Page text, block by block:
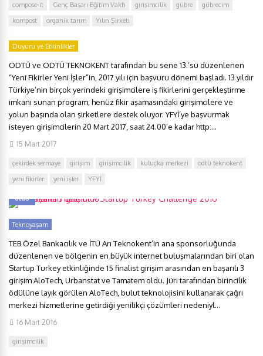
compose-it Genç Başarı Eğitim Vakfı girişimcilik gübre
gübrecim
kompost
organik tarım Yılın Şirketi
Duyuru ve Etkinlikler
ODTÜ ve ODTÜ TEKNOKENT tarafından bu sene 13.’sü düzenlenen
“Yeni Fikirler Yeni İşler”in, 2017 yılı için başvuru dönemi başladı. 13 yıldır
Türkiye’nin birçok yerindeki girişimcilere iş fikirlerini gerçekleştirme
imkanı sunan program, henüz fikir aşamasındaki girişimcilere ve
yolun başında olan şirketlere destek oluyor. YFYİ’ye başvurmak
isteyen girişimcilerin 20 Mart 2017, saat 24.00’e kadar http:...
15 Mart 2017
çekirdek sermaye girişim girişimcilik kuluçka merkezi
odtü teknokent
yeni fikirler
yeni işler YFYİ
En başarılı 3 girişim – Startup Turkey Challenge 2016 kazananları belli
oldu
Teknoyaşam
TEB Özel Bankacılık ve İTÜ Arı Teknokent’in ana sponsorluğunda
düzenlenen ve bölgenin en büyük internet buluşmalarından biri olan
Startup Turkey etkinliğinde 15 finalist girişim arasından en başarılı 3
girişim AloTech, Urbanstat ve Tamatem oldu. Jüri tarafından birincilik
ödülüne layık görülen AloTech, bulut teknolojisini kullanarak çağrı
merkezi hizmetlerine getirdiği yenilikçi çözümleri nedeniyl...
16 Mart 2016
girişimcilik